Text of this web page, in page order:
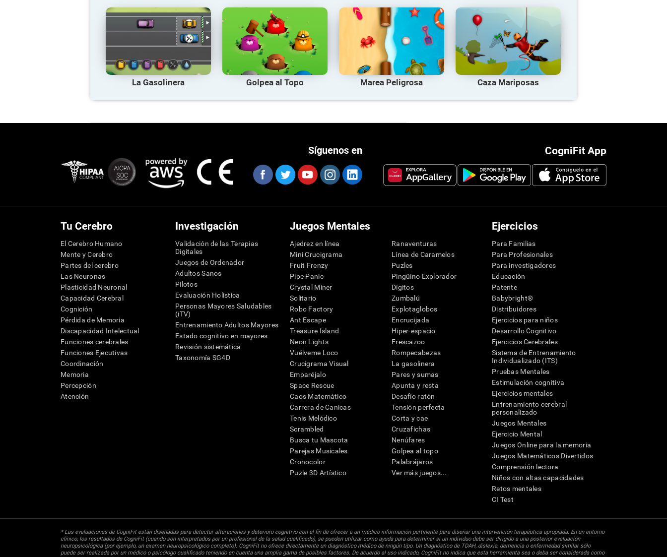
La Gasolinera Golpea al Topo Marea Peligrosa Caza Mariposas
CogniFit App
Síguenos en
Tu Cerebro
El Cerebro Humano
Mente y Cerebro
Partes del cerebro
Las Neuronas
Plasticidad Neuronal
Capacidad Cerebral
Cognición
Pérdida de Memoria
Discapacidad Intelectual
Funciones cerebrales
Funciones Ejecutivas
Coordinación
Memoria
Percepción
Atención
Investigación
Validación de las Terapias
Digitales
Juegos de Ordenador
Adultos Sanos
Pilotos
Evaluación Holistica
Personas Mayores Saludables
(iTV)
Entrenamiento Adultos Mayores
Estado cognitivo en mayores
Revisión sistemática
Taxonomía SG4D
Juegos Mentales
Ajedrez en línea
Mini Crucigrama
Fruit Frenzy
Pipe Panic
Crystal Miner
Solitario
Robo Factory
Ant Escape
Treasure Island
Neon Lights
Vuélveme Loco
Crucigrama Visual
Emparéjalo
Space Rescue
Caos Matemático
Carrera de Canicas
Tenis Melódico
Scrambled
Busca tu Mascota
Parejas Musicales
Cronocolor
Puzle 3D Artístico
Ranaventuras
Línea de Caramelos
Puzles
Pingüino Explorador
Dígitos
Zumbalú
Explotaglobos
Encrucijada
Hiper-espacio
Frescazoo
Rompecabezas
La gasolinera
Pares y sumas
Apunta y resta
Desafío ratón
Tensión perfecta
Corta y cae
Cruzafichas
Nenúfares
Golpea al topo
Palabrájaros
Ver más juegos...
Ejercicios
Para Familias
Para Profesionales
Para investigadores
Educación
Patente
Babybright®
Distribuidores
Ejercicios para niños
Desarrollo Cognitivo
Ejercicios Cerebrales
Sistema de Entrenamiento
Individualizado (ITS)
Pruebas Mentales
Estimulación cognitiva
Ejercicios mentales
Entrenamiento cerebral
personalizado
Juegos Mentales
Ejercicio Mental
Juegos Online para la memoria
Juegos Matemáticos Divertidos
Comprensión lectora
Niños con altas capacidades
Retos mentales
CI Test
* Las evaluaciones de CogniFit están diseñadas para detectar alteraciones y deterioro cognitivo con el fin de ofrecer a un médico información pertinente para diseñar una intervención terapéutica apropiada. En un entorno
clínico, los resultados de CogniFit (cuando son interpretados por un profesional de la salud cualificado), se pueden utilizar como ayuda para determinar si un individuo debe ser dirigido a una posterior evaluación
neuropsicológica (por ejemplo, un examen neuropsicológico completo). CogniFit no ofrece directamente un diagnóstico médico de ningún tipo. Un diagnóstico de TDAH, dislexia, demencia o enfermedad similar sólo
puede ser realizada por un médico o psicólogo cualificado teniendo en cuenta una amplia gama de posibles factores. De acuerdo al uso indicado, CogniFit no indica que esta herramienta sea o deba ser considerada como